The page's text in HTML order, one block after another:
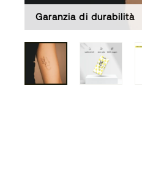
Garanzia di durabilità